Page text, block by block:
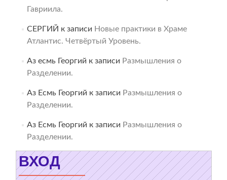
Гавриила.
СЕРГИЙ к записи Новые практики в Храме
Атлантис. Четвёртый Уровень.
Аз есмь Георгий к записи Размышления о
Разделении.
Аз Есмь Георгий к записи Размышления о
Разделении.
Аз Есмь Георгий к записи Размышления о
Разделении.
ВХОД